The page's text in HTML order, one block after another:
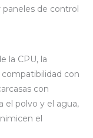
de control
la CPU, la
con
con
el polvo y el agua,
el